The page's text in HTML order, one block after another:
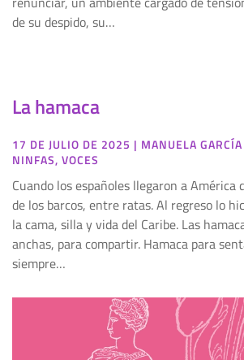
de su despido, su…
La hamaca
17 DE JULIO DE 2025 | MANUELA
NINFAS, VOCES
Cuando los españoles llegaron a América
de los barcos, entre ratas. Al regreso lo
la cama, silla y vida del Caribe. Las
anchas, para compartir. Hamaca para
siempre…